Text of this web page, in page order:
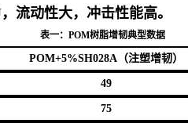
，流动性大，冲击性能高。
表一： POM树脂增韧典型数据
POM+5%SH028A（注塑增韧）
49
75